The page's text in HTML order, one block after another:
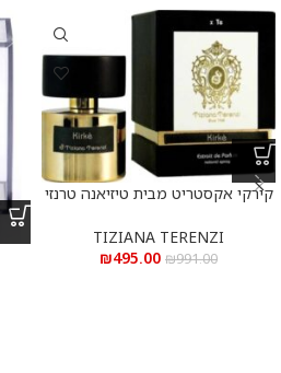
קירקי אקסטריט מבית טיזיאנה טרנזי
Parfum 100 ml
TIZIANA TERENZI
₪991.00
₪495.00